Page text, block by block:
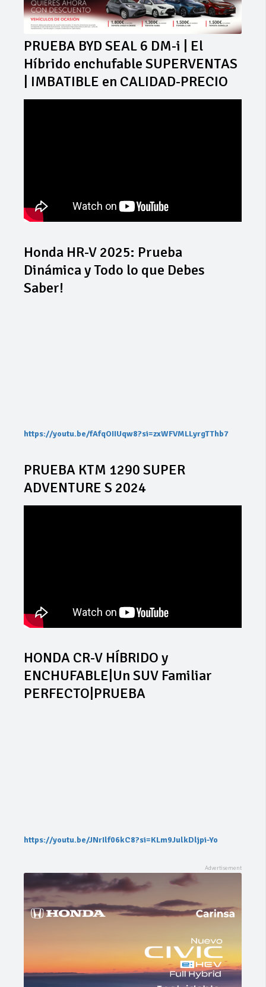
PRUEBA BYD SEAL 6 DM-i | El
Híbrido enchufable SUPERVENTAS
| IMBATIBLE en CALIDAD-PRECIO
Honda HR-V 2025: Prueba
Dinámica y Todo lo que Debes
Saber!
https://youtu.be/fAfqOIIUqw8?si=zxWFVMLLyrgTThb7
PRUEBA KTM 1290 SUPER
ADVENTURE S 2024
HONDA CR-V HÍBRIDO y
ENCHUFABLE|Un SUV Familiar
PERFECTO|PRUEBA
https://youtu.be/JNrIlf06kC8?si=KLm9JulkDljpi-Yo